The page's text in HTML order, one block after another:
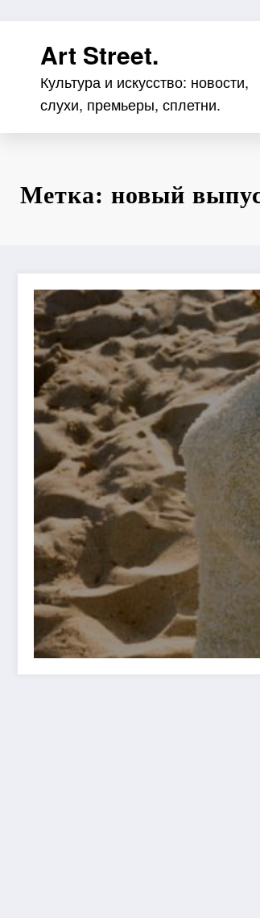
содержимомуArt Street.
Культура и искусство: новости,
слухи, премьеры, сплетни.
Метка: новый